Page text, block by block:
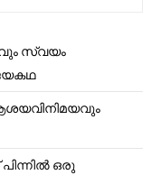
സ്വയം
ഒരു